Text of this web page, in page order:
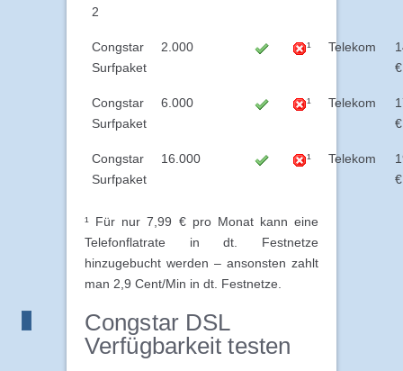
2
Congstar
Surfpaket
2.000 ¹ Telekom
€
Congstar
Surfpaket
6.000 ¹ Telekom
€
Congstar
Surfpaket
16.000 ¹ Telekom
€
¹ Für nur 7,99 € pro Monat kann eine
Telefonflatrate in dt. Festnetze
hinzugebucht werden – ansonsten zahlt
man 2,9 Cent/Min in dt. Festnetze.
Congstar DSL
Verfügbarkeit testen